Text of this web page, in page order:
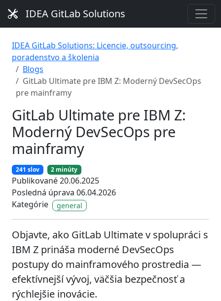
IDEA GitLab Solutions
IDEA GitLab Solutions: Licencie, outsourcing,
poradenstvo a školenia
Blogs
GitLab Ultimate pre IBM Z: Moderný DevSecOps
pre mainframy
GitLab Ultimate pre IBM Z:
Moderný DevSecOps pre
mainframy
241 slov 2 minúty
Publikované 20.06.2025
Posledná úprava 06.04.2026
Kategórie
general
Objavte, ako GitLab Ultimate v spolupráci s
IBM Z prináša moderné DevSecOps
postupy do mainframového prostredia —
efektívnejší vývoj, väčšia bezpečnosť a
rýchlejšie inovácie.